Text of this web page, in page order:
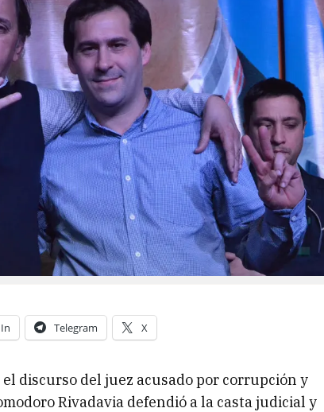
Telegram X
discurso del juez acusado por corrupción y
Rivadavia defendió a la casta judicial y